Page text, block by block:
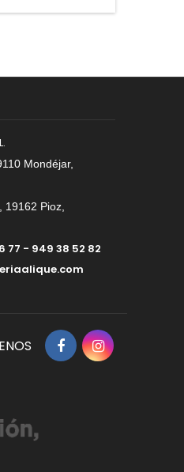
Mondéjar,
Pioz,
77 - 949 38 52 82